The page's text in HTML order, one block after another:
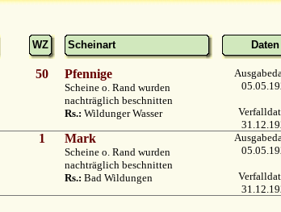
WZ Scheinart Daten
50 Pfennige
Scheine o. Rand wurden
nachträglich beschnitten
Rs.: Wildunger Wasser
1 Mark
Scheine o. Rand wurden
nachträglich beschnitten
Rs.: Bad Wildungen